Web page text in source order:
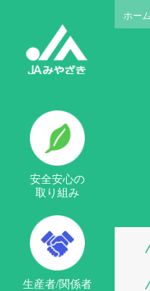
安全安心の
取り組み
生産者/関係者
ホーム